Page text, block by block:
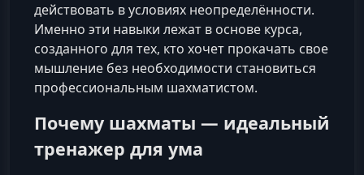
действовать в условиях неопределённости.
Именно эти навыки лежат в основе курса,
созданного для тех, кто хочет прокачать свое
мышление без необходимости становиться
профессиональным шахматистом.
Почему шахматы — идеальный
тренажер для ума